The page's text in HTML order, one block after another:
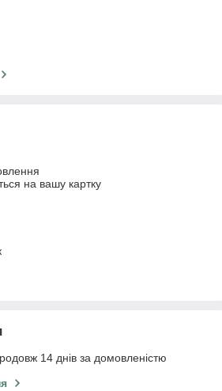
на вашу картку
14 днів за домовленістю